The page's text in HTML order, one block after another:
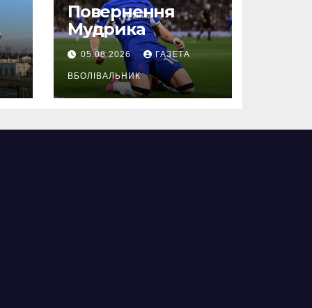
Повернення
Мудрика
05.08.2026 ГАЗЕТА
ВБОЛІВАЛЬНИК